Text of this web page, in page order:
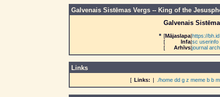
Galvenais Sistēmas Vergs -- King of the
Galvenais
[Mājaslapa| https://
[
Infa| sc userinfo
[
Arhīvs| journal
Links
[ Links: ./home dd g z meme b b m